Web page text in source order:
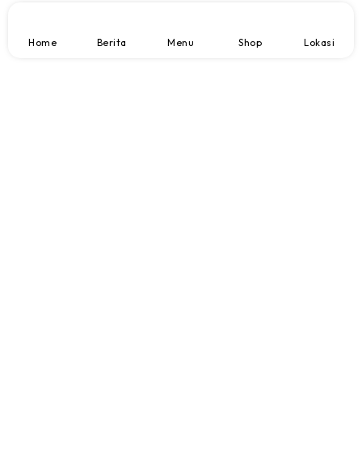
Home Berita Menu Shop Lokasi